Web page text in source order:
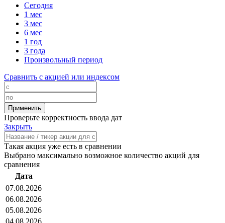
Сегодня
1 мес
3 мес
6 мес
1 год
3 года
Произвольный период
Сравнить с акцией или индексом
Проверьте корректность ввода дат
Закрыть
Такая акция уже есть в сравнении
Выбрано максимально возможное количество акций для
сравнения
Дата
07.08.2026
06.08.2026
05.08.2026
04.08.2026